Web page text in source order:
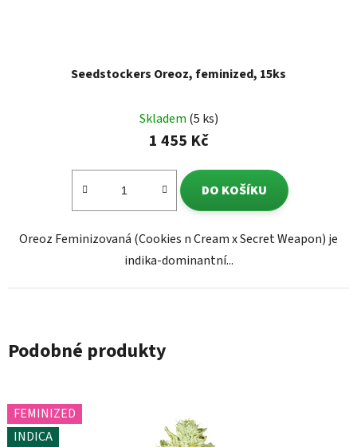
Seedstockers Oreoz, feminized, 15ks
Skladem (5 ks)
1 455 Kč
DO KOŠÍKU
Oreoz Feminizovaná (Cookies n Cream x Secret Weapon) je
indika-dominantní...
Podobné produkty
FEMINIZED
INDICA